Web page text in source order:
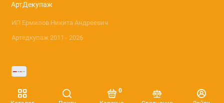
0
АртДекупаж
ИП Ермилов Никита Андреевич
Артедкупаж 2011 - 2026